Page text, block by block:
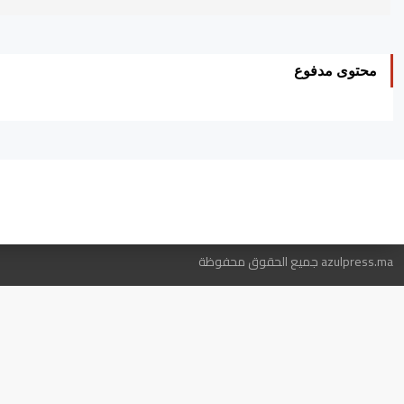
محتوى مدفوع
azulpress.ma جميع الحقوق محفوظة